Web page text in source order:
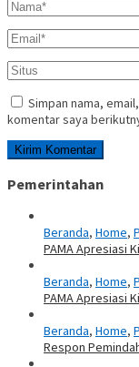
Simpan nama,
komentar saya
Pemerintahan
Beranda, Home,
PAMA Apresiasi
Beranda, Home,
PAMA Apresiasi
Beranda, Home,
Respon